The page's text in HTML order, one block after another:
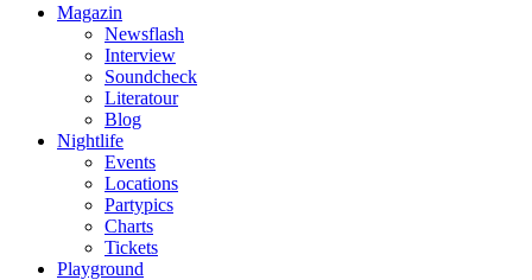
Magazin
Newsflash
Interview
Soundcheck
Literatour
Blog
Nightlife
Events
Locations
Partypics
Charts
Tickets
Playground